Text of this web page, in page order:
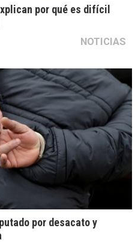
por qué es difícil
NOTICIAS
por desacato y